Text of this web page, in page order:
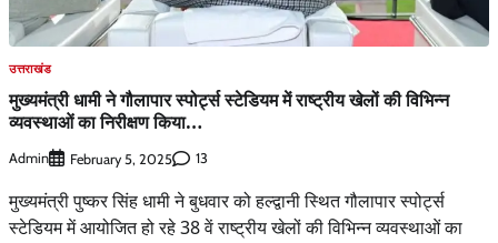
उत्तराखंड
मुख्यमंत्री धामी ने गौलापार स्पोर्ट्स स्टेडियम में राष्ट्रीय खेलों की विभिन्न
व्यवस्थाओं का निरीक्षण किया…
Admin February 5, 2025 13
मुख्यमंत्री पुष्कर सिंह धामी ने बुधवार को हल्द्वानी स्थित गौलापार स्पोर्ट्स
स्टेडियम में आयोजित हो रहे 38 वें राष्ट्रीय खेलों की विभिन्न व्यवस्थाओं का